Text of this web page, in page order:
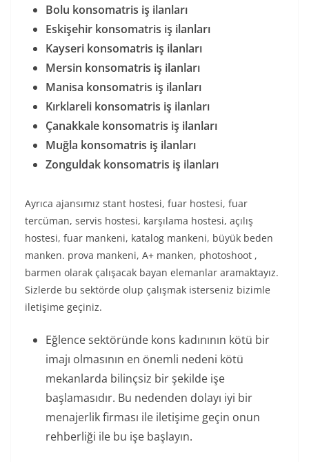
Bolu konsomatris iş ilanları
Eskişehir konsomatris iş ilanları
Kayseri konsomatris iş ilanları
Mersin konsomatris iş ilanları
Manisa konsomatris iş ilanları
Kırklareli konsomatris iş ilanları
Çanakkale konsomatris iş ilanları
Muğla konsomatris iş ilanları
Zonguldak konsomatris iş ilanları
Ayrıca ajansımız stant hostesi, fuar hostesi, fuar
tercüman, servis hostesi, karşılama hostesi, açılış
hostesi, fuar mankeni, katalog mankeni, büyük beden
manken. prova mankeni, A+ manken, photoshoot ,
barmen olarak çalışacak bayan elemanlar aramaktayız.
Sizlerde bu sektörde olup çalışmak isterseniz bizimle
iletişime geçiniz.
Eğlence sektöründe kons kadınının kötü bir
imajı olmasının en önemli nedeni kötü
mekanlarda bilinçsiz bir şekilde işe
başlamasıdır. Bu nedenden dolayı iyi bir
menajerlik firması ile iletişime geçin onun
rehberliği ile bu işe başlayın.